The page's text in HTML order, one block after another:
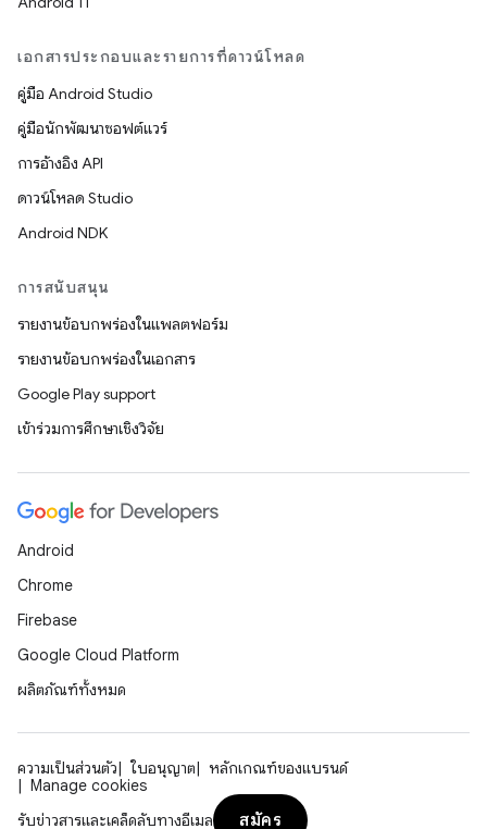
เอกสารประกอบและรายการที่ดาวน์โหลด
คู่มือ Android Studio
คู่มือนักพัฒนาซอฟต์แวร์
การอ้างอิง API
ดาวน์โหลด Studio
Android NDK
การสนับสนุน
รายงานข้อบกพร่องในแพลตฟอร์ม
รายงานข้อบกพร่องในเอกสาร
Google Play support
เข้าร่วมการศึกษาเชิงวิจัย
Android
Chrome
Firebase
Google Cloud Platform
ผลิตภัณฑ์ทั้งหมด
ความเป็นส่วนตัว ใบอนุญาต
หลักเกณฑ์ของแบรนด์
Manage cookies
รับข่าวสารและเคล็ดลับทางอีเมล
สมัคร